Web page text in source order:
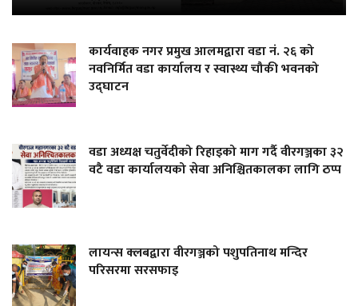
कार्यवाहक नगर प्रमुख आलमद्वारा वडा नं. २६ को
नवनिर्मित वडा कार्यालय र स्वास्थ्य चौकी भवनको
उद्घाटन
वडा अध्यक्ष चतुर्वेदीको रिहाइको माग गर्दै वीरगञ्जका ३२
वटै वडा कार्यालयको सेवा अनिश्चितकालका लागि ठप्प
लायन्स क्लबद्वारा वीरगञ्जको पशुपतिनाथ मन्दिर
परिसरमा सरसफाइ